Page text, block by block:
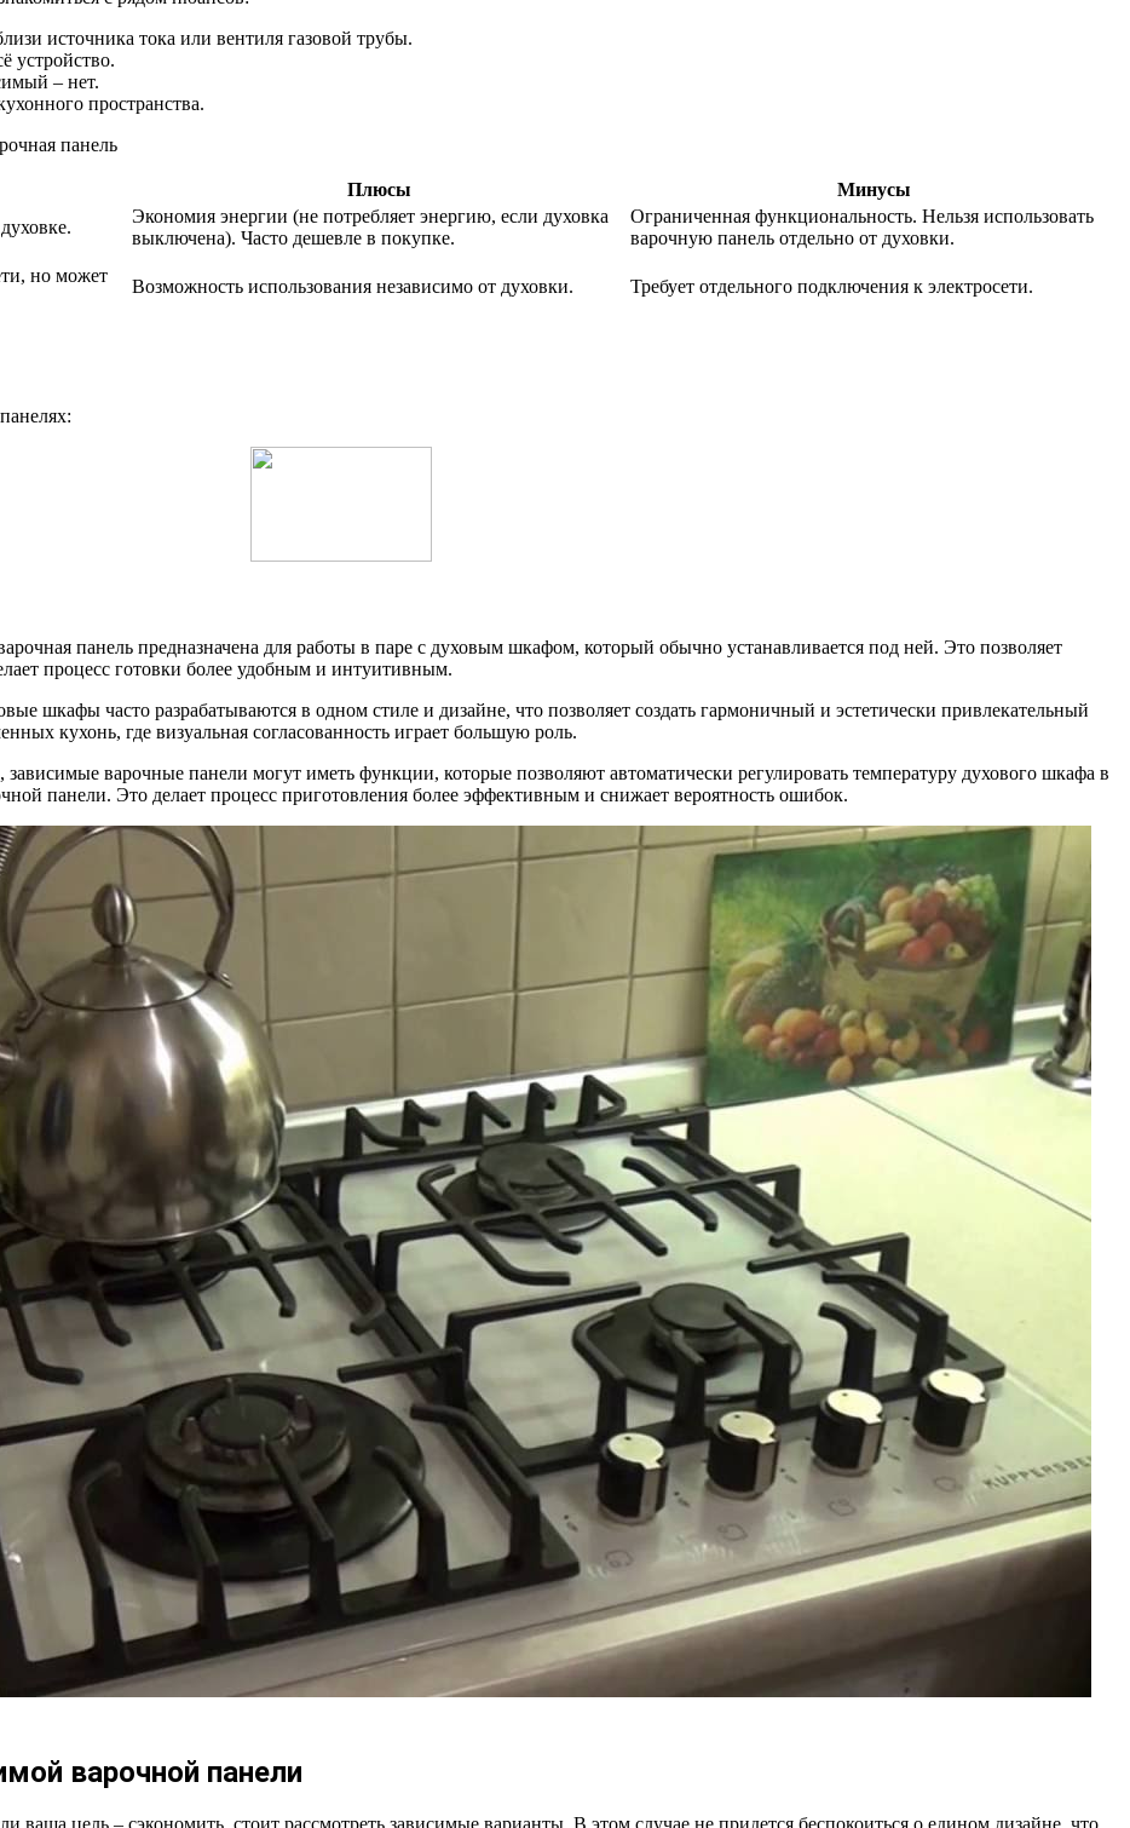
источника тока или вентиля газовой трубы.
устройство.
– нет.
пространства.
Плюсы
Минусы
Экономия энергии (не потребляет энергию, если духовка
выключена). Часто дешевле в покупке.
Ограниченная функциональность. Нельзя использовать
варочную панель отдельно от духовки.
но может
Возможность использования независимо от духовки. Требует отдельного подключения к электросети.
панель предназначена для работы в паре с духовым шкафом, который обычно устанавливается под ней. Это позволяет
процесс готовки более удобным и интуитивным.
шкафы часто разрабатываются в одном стиле и дизайне, что позволяет создать гармоничный и эстетически привлекательный
кухонь, где визуальная согласованность играет большую роль.
варочные панели могут иметь функции, которые позволяют автоматически регулировать температуру духового шкафа в
панели. Это делает процесс приготовления более эффективным и снижает вероятность ошибок.
варочной панели
цель – сэкономить, стоит рассмотреть зависимые варианты. В этом случае не придется беспокоиться о едином дизайне, что